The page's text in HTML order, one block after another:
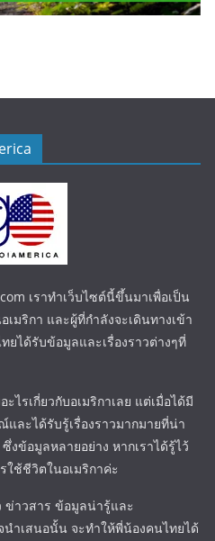
เราทำเว็บไซต์นี้ขึ้นมาเพื่อเป็น
มริกา และผู้ที่กำลังจะเดินทางเข้า
ยได้รับข้อมูลและเรื่องราวต่างๆที่
ะไรเกี่ยวกับอเมริกาเลย แต่เมื่อได้มี
ละได้รับรู้เรื่องราวมากมายที่น่า
งข้อมูลหลายอย่าง หากเราได้รู้ไว้
ใช้ชีวิตในอเมริกาค่ะ
ข่าวสาร ข้อมูลน่ารู้และ
ำเสนอนั้น จะทำให้พี่น้องคนไทยได้